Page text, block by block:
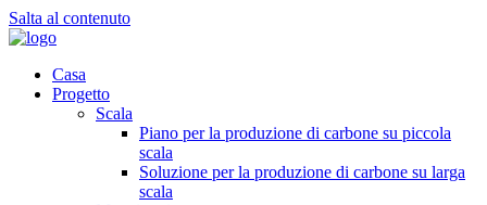
Salta al contenuto
Casa
Progetto
Scala
Piano per la produzione di carbone su piccola
scala
Soluzione per la produzione di carbone su larga
scala